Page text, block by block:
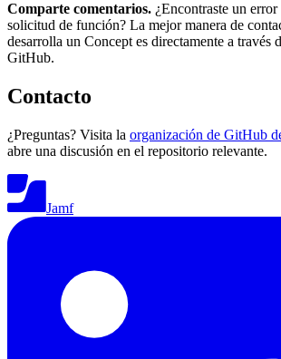
Comparte comentarios. ¿Encontraste un error
solicitud de función? La mejor manera de
desarrolla un Concept es directamente a través
GitHub.
Contacto
¿Preguntas? Visita la organización de GitHub
abre una discusión en el repositorio relevante.
Jamf